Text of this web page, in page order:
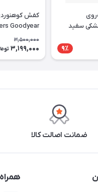
9٪
کفش
مناسب
3,500,000
3,199,000
ضمانت اصالت کالا